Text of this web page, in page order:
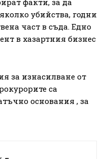
убийства, годни
част в съда. Едно
в хазартния бизнес
за изнасилване от
са
основания , за